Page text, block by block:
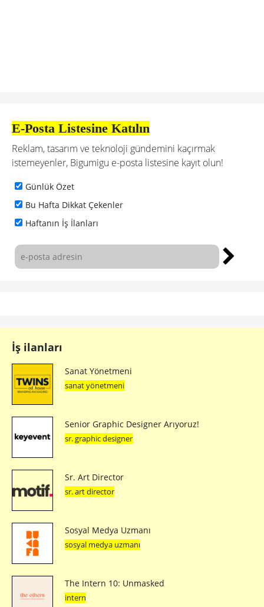
E-Posta Listesine Katılın
Reklam, tasarım ve teknoloji gündemini kaçırmak
istemeyenler, Bigumigu e-posta listesine kayıt olun!
Günlük Özet
Bu Hafta Dikkat Çekenler
Haftanın İş İlanları
İş ilanları
Sanat Yönetmeni
sanat yönetmeni
Senior Graphic Designer Arıyoruz!
sr. graphic designer
Sr. Art Director
sr. art director
Sosyal Medya Uzmanı
sosyal medya uzmanı
The Intern 10: Unmasked
intern